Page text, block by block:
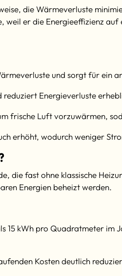
die Wärmeverluste
weil er die Energieeffizienz
und sorgt für ein
Energieverluste
frische Luft vorzuwärmen,
erhöht, wodurch weniger
die fast ohne klassische
Energien beheizt werden.
15 kWh pro Quadratmeter im
Kosten deutlich